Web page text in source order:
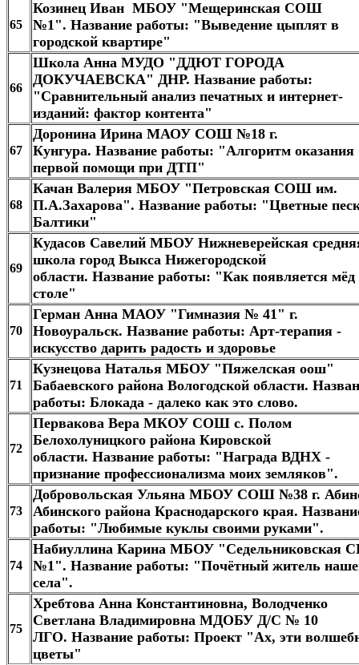
65
Козинец Иван МБОУ "Мещеринская СОШ
№1". Название работы: "Выведение цыплят в
городской квартире"
66
Школа Анна МУДО "ДДЮТ ГОРОДА
ДОКУЧАЕВСКА" ДНР. Название работы:
"Сравнительный анализ печатных и интернет-
изданий: фактор контента"
67
Доронина Ирина МАОУ СОШ №18 г.
Кунгура. Название работы: "Алгоритм оказания
первой помощи при ДТП"
68
Качан Валерия МБОУ "Петровская СОШ им.
П.А.Захарова". Название работы: "Цветные
Балтики"
69
Кудасов Савелий МБОУ Нижневерейская
школа город Выкса Нижегородской
области. Название работы: "Как появляется мёд
столе"​
70
Герман Анна МАОУ "Гимназия № 41" г.
Новоуральск. Название работы: Арт-терапия -
искусство дарить радость и здоровье
71
Кузнецова Наталья МБОУ "Пяжелская оош"
Бабаевского района Вологодской области.
работы: Блокада - далеко как это слово.
72
Первакова Вера МКОУ СОШ с. Полом
Белохолуницкого района Кировской
области. Название работы: "Награда ВДНХ -
признание профессионализма моих земляков".
73
Добровольская Ульяна МБОУ СОШ №38 г.
Абинского района Краснодарского края.
работы: "Любимые куклы своими руками".
74
Набиуллина Карина МБОУ "Седельниковская
№1". Название работы: "Почётный житель
села".
75
Хребтова Анна Константиновна, Володченко
Светлана Владимировна МДОБУ Д/С № 10
ЛГО. Название работы: Проект "Ах, эти
цветы"